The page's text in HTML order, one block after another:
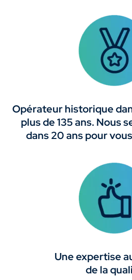
Opérateur historique
plus de 135 ans. Nous
dans 20 ans pour
Une expertise
de la